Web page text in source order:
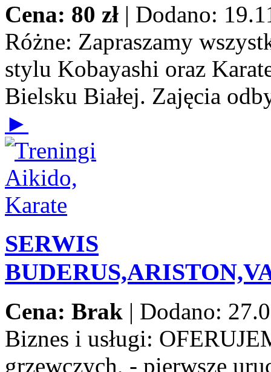
Cena: 80 zł | Dodano:
Różne: Zapraszamy
stylu Kobayashi oraz
Bielsku Białej. Zajęcia
►
SERWIS
Cena: Brak | Dodano:
Biznes i usługi:
grzewczych, - pierwsze